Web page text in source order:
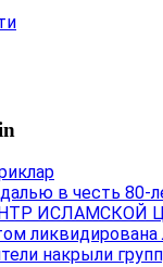
в честь 80-
ликвидирована
накрыли